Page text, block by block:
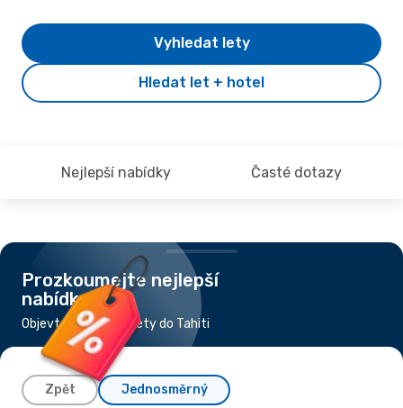
Hledat let + hotel
Vyhledat lety
Nejlepší nabídky Časté dotazy
Prozkoumejte nejlepší
nabídky
Objevte nejlevnější lety do Tahiti
Zpět Jednosměrný